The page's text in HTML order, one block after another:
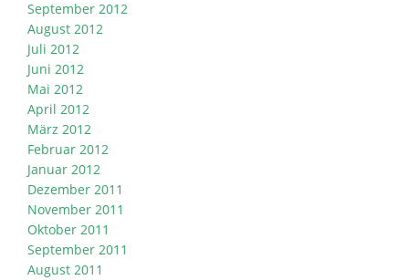
September 2012
August 2012
Juli 2012
Juni 2012
Mai 2012
April 2012
März 2012
Februar 2012
Januar 2012
Dezember 2011
November 2011
Oktober 2011
September 2011
August 2011